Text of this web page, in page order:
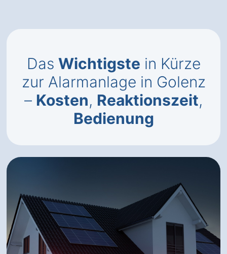
Das Wichtigste in Kürze
zur Alarmanlage in Golenz
– Kosten, Reaktionszeit,
Bedienung